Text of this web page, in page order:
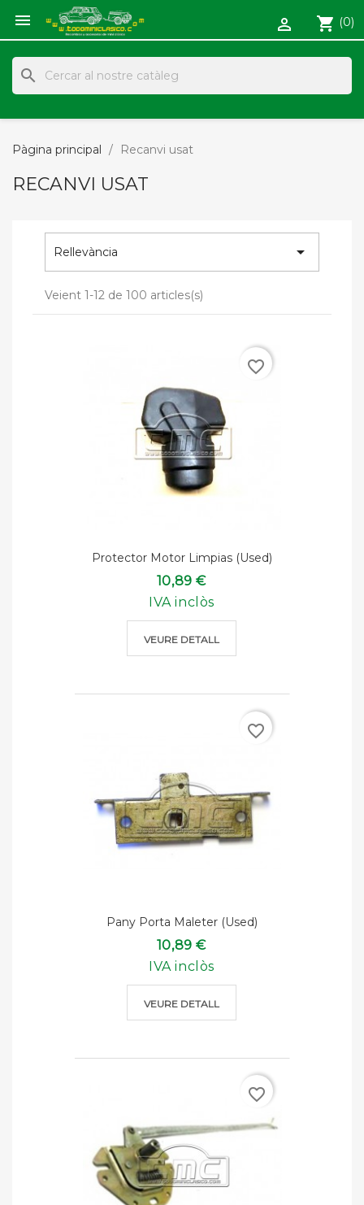
 shopping_cart (0)

search
Pàgina principal Recanvi usat
RECANVI USAT
Rellevància 
Veient 1-12 de 100 articles(s)
Protector Motor Limpias (used)
10,89 €
IVA inclòs
VEURE DETALL
favorite_border
Pany Porta Maleter (used)
10,89 €
IVA inclòs
VEURE DETALL
favorite_border
favorite_border